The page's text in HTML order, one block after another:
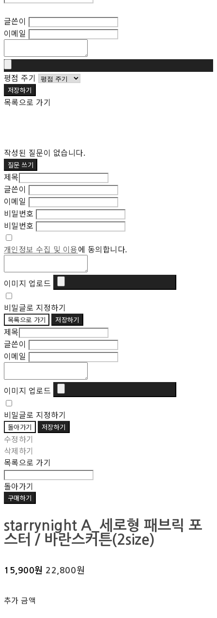
글쓴이
이메일
평점 주기
저장하기
목록으로 가기
작성된 질문이 없습니다.
질문 쓰기
제목
글쓴이
이메일
비밀번호
비밀번호
개인정보 수집 및 이용에 동의합니다.
이미지 업로드
비밀글로 지정하기
목록으로 가기 저장하기
제목
글쓴이
이메일
이미지 업로드
비밀글로 지정하기
돌아가기 저장하기
수정하기
삭제하기
목록으로 가기
돌아가기
구매하기
starrynight A_세로형 패브릭 포
스터 / 바란스커튼(2size)
15,900원 22,800원
추가 금액